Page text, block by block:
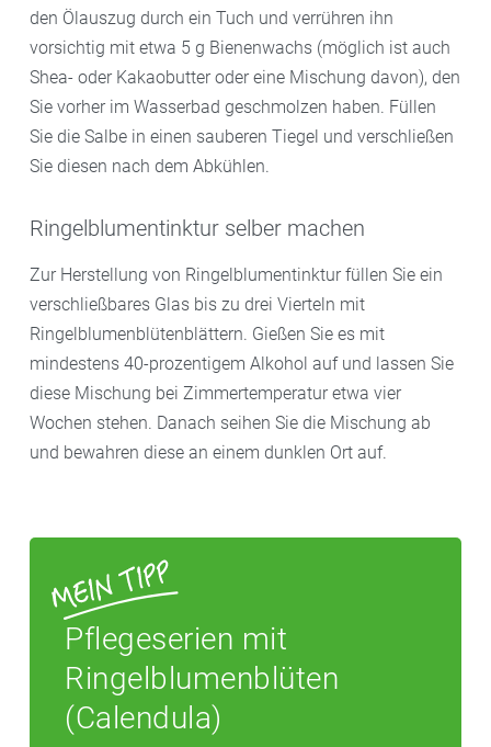
den Ölauszug durch ein Tuch und verrühren ihn
vorsichtig mit etwa 5 g Bienenwachs (möglich ist auch
Shea- oder Kakaobutter oder eine Mischung davon), den
Sie vorher im Wasserbad geschmolzen haben. Füllen
Sie die Salbe in einen sauberen Tiegel und verschließen
Sie diesen nach dem Abkühlen.
Ringelblumentinktur selber machen
Zur Herstellung von Ringelblumentinktur füllen Sie ein
verschließbares Glas bis zu drei Vierteln mit
Ringelblumenblütenblättern. Gießen Sie es mit
mindestens 40-prozentigem Alkohol auf und lassen Sie
diese Mischung bei Zimmertemperatur etwa vier
Wochen stehen. Danach seihen Sie die Mischung ab
und bewahren diese an einem dunklen Ort auf.
Pflegeserien mit
Ringelblumenblüten
(Calendula)